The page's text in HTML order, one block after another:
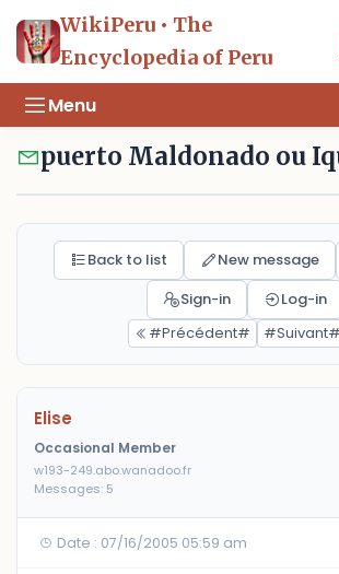
WikiPeru • The
Encyclopedia of Peru
Menu
puerto Maldonado ou
Back to list New message
Sign-in
Log-in
#Précédent#
#Suivant#
Elise
Occasional Member
w193-249.abo.wanadoo.fr
Messages: 5
Date : 07/16/2005 05:59 am